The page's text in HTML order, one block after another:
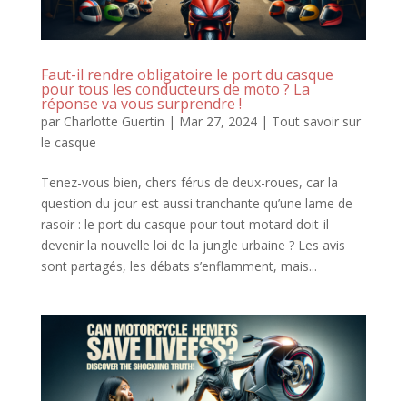
Faut-il rendre obligatoire le port du casque
pour tous les conducteurs de moto ? La
réponse va vous surprendre !
par Charlotte Guertin | Mar 27, 2024| Tout savoir sur
le casque
Tenez-vous bien, chers férus de deux-roues, car la
question du jour est aussi tranchante qu’une lame de
rasoir : le port du casque pour tout motard doit-il
devenir la nouvelle loi de la jungle urbaine ? Les avis
sont partagés, les débats s’enflamment, mais...